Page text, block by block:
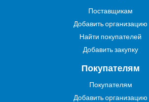
Поставщикам
Добавить организацию
Найти покупателей
Добавить закупку
Покупателям
Покупателям
Добавить организацию